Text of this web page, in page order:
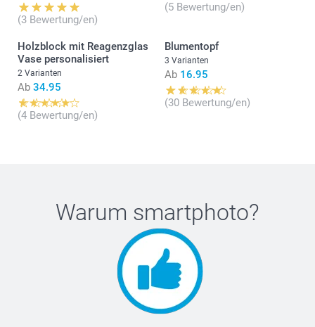
(3 Bewertung/en)
(5 Bewertung/en)
Holzblock mit Reagenzglas
Vase personalisiert
2 Varianten
Ab 34.95
(4 Bewertung/en)
Blumentopf
3 Varianten
Ab 16.95
(30 Bewertung/en)
Warum smartphoto?